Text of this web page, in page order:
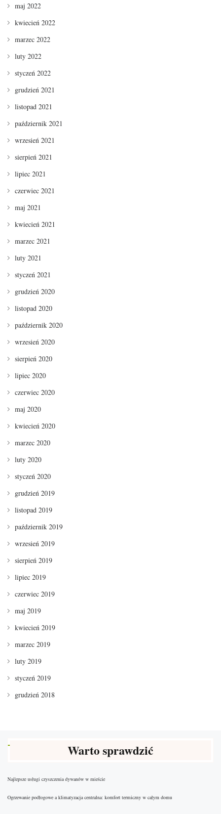
maj 2022
kwiecień 2022
marzec 2022
luty 2022
styczeń 2022
grudzień 2021
listopad 2021
październik 2021
wrzesień 2021
sierpień 2021
lipiec 2021
czerwiec 2021
maj 2021
kwiecień 2021
marzec 2021
luty 2021
styczeń 2021
grudzień 2020
listopad 2020
październik 2020
wrzesień 2020
sierpień 2020
lipiec 2020
czerwiec 2020
maj 2020
kwiecień 2020
marzec 2020
luty 2020
styczeń 2020
grudzień 2019
listopad 2019
październik 2019
wrzesień 2019
sierpień 2019
lipiec 2019
czerwiec 2019
maj 2019
kwiecień 2019
marzec 2019
luty 2019
styczeń 2019
grudzień 2018
Warto sprawdzić
Najlepsze usługi czyszczenia dywanów w mieście
Ogrzewanie podłogowe a klimatyzacja centralna: komfort termiczny w całym domu